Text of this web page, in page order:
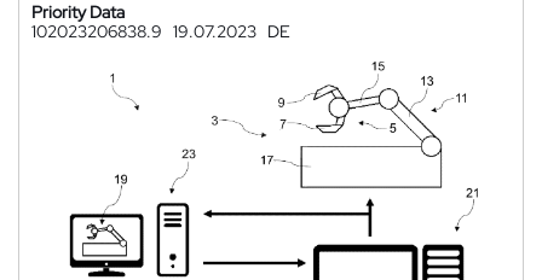
Priority Data
102023206838.9 19.07.2023 DE